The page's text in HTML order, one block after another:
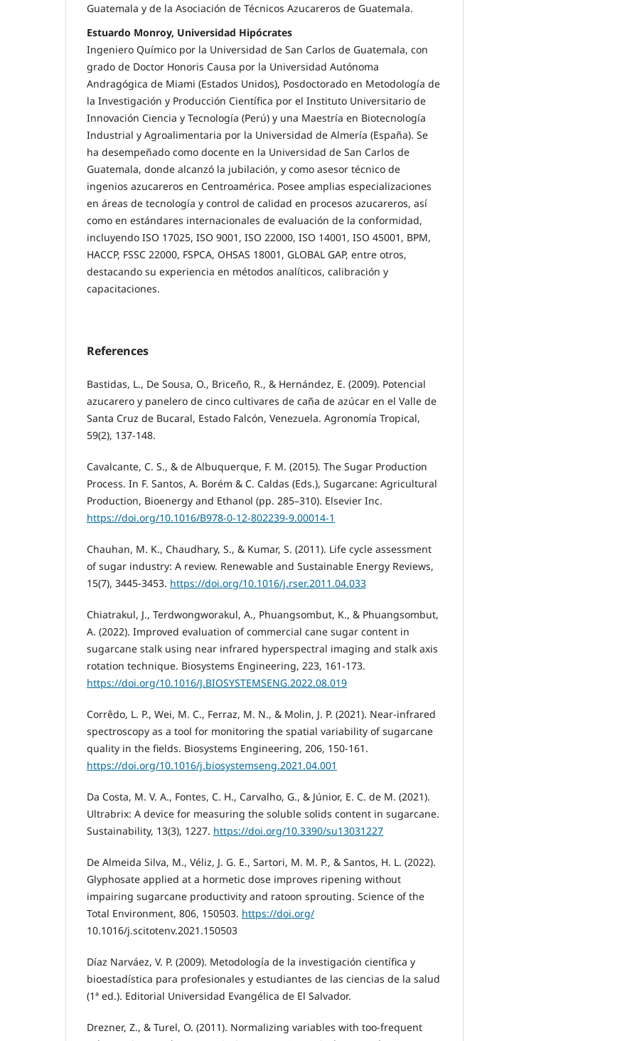
Guatemala y de la Asociación de Técnicos Azucareros de Guatemala.
Estuardo Monroy, Universidad Hipócrates
Ingeniero Químico por la Universidad de San Carlos de Guatemala, con
grado de Doctor Honoris Causa por la Universidad Autónoma
Andragógica de Miami (Estados Unidos), Posdoctorado en Metodología de
la Investigación y Producción Científica por el Instituto Universitario de
Innovación Ciencia y Tecnología (Perú) y una Maestría en Biotecnología
Industrial y Agroalimentaria por la Universidad de Almería (España). Se
ha desempeñado como docente en la Universidad de San Carlos de
Guatemala, donde alcanzó la jubilación, y como asesor técnico de
ingenios azucareros en Centroamérica. Posee amplias especializaciones
en áreas de tecnología y control de calidad en procesos azucareros, así
como en estándares internacionales de evaluación de la conformidad,
incluyendo ISO 17025, ISO 9001, ISO 22000, ISO 14001, ISO 45001, BPM,
HACCP, FSSC 22000, FSPCA, OHSAS 18001, GLOBAL GAP, entre otros,
destacando su experiencia en métodos analíticos, calibración y
capacitaciones.
References
Bastidas, L., De Sousa, O., Briceño, R., & Hernández, E. (2009). Potencial
azucarero y panelero de cinco cultivares de caña de azúcar en el Valle de
Santa Cruz de Bucaral, Estado Falcón, Venezuela. Agronomía Tropical,
59(2), 137-148.
Cavalcante, C. S., & de Albuquerque, F. M. (2015). The Sugar Production
Process. In F. Santos, A. Borém & C. Caldas (Eds.), Sugarcane: Agricultural
Production, Bioenergy and Ethanol (pp. 285–310). Elsevier Inc.
https://doi.org/10.1016/B978-0-12-802239-9.00014-1
Chauhan, M. K., Chaudhary, S., & Kumar, S. (2011). Life cycle assessment
of sugar industry: A review. Renewable and Sustainable Energy Reviews,
15(7), 3445-3453. https://doi.org/10.1016/j.rser.2011.04.033
Chiatrakul, J., Terdwongworakul, A., Phuangsombut, K., & Phuangsombut,
A. (2022). Improved evaluation of commercial cane sugar content in
sugarcane stalk using near infrared hyperspectral imaging and stalk axis
rotation technique. Biosystems Engineering, 223, 161-173.
https://doi.org/10.1016/J.BIOSYSTEMSENG.2022.08.019
Corrêdo, L. P., Wei, M. C., Ferraz, M. N., & Molin, J. P. (2021). Near-infrared
spectroscopy as a tool for monitoring the spatial variability of sugarcane
quality in the fields. Biosystems Engineering, 206, 150-161.
https://doi.org/10.1016/j.biosystemseng.2021.04.001
Da Costa, M. V. A., Fontes, C. H., Carvalho, G., & Júnior, E. C. de M. (2021).
Ultrabrix: A device for measuring the soluble solids content in sugarcane.
Sustainability, 13(3), 1227. https://doi.org/10.3390/su13031227
De Almeida Silva, M., Véliz, J. G. E., Sartori, M. M. P., & Santos, H. L. (2022).
Glyphosate applied at a hormetic dose improves ripening without
impairing sugarcane productivity and ratoon sprouting. Science of the
Total Environment, 806, 150503. https://doi.org/
10.1016/j.scitotenv.2021.150503
Díaz Narváez, V. P. (2009). Metodología de la investigación científica y
bioestadística para profesionales y estudiantes de las ciencias de la salud
(1ª ed.). Editorial Universidad Evangélica de El Salvador.
Drezner, Z., & Turel, O. (2011). Normalizing variables with too-frequent